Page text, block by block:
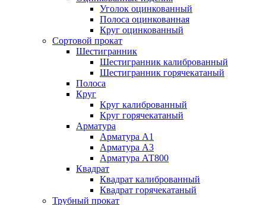
Уголок оцинкованный
Полоса оцинкованная
Круг оцинкованный
Сортовой прокат
Шестигранник
Шестигранник калиброванный
Шестигранник горячекатаный
Полоса
Круг
Круг калиброванный
Круг горячекатаный
Арматура
Арматура А1
Арматура А3
Арматура АТ800
Квадрат
Квадрат калиброванный
Квадрат горячекатаный
Трубный прокат